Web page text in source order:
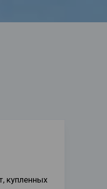
купленных